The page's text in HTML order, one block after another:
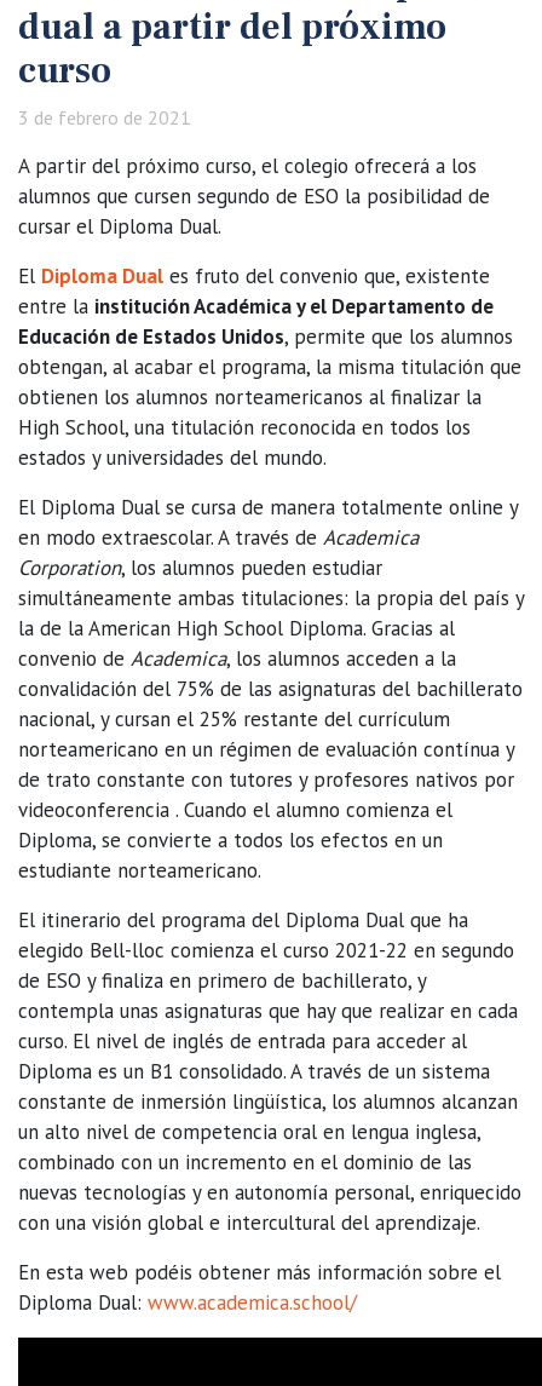
dual a partir del próximo
curso
3 de febrero de 2021
A partir del próximo curso, el colegio ofrecerá a los
alumnos que cursen segundo de ESO la posibilidad de
cursar el Diploma Dual.
El Diploma Dual es fruto del convenio que, existente
entre la institución Académica y el Departamento de
Educación de Estados Unidos, permite que los alumnos
obtengan, al acabar el programa, la misma titulación que
obtienen los alumnos norteamericanos al finalizar la
High School, una titulación reconocida en todos los
estados y universidades del mundo.
El Diploma Dual se cursa de manera totalmente online y
en modo extraescolar. A través de Academica
Corporation, los alumnos pueden estudiar
simultáneamente ambas titulaciones: la propia del país y
la de la American High School Diploma. Gracias al
convenio de Academica, los alumnos acceden a la
convalidación del 75% de las asignaturas del bachillerato
nacional, y cursan el 25% restante del currículum
norteamericano en un régimen de evaluación contínua y
de trato constante con tutores y profesores nativos por
videoconferencia . Cuando el alumno comienza el
Diploma, se convierte a todos los efectos en un
estudiante norteamericano.
El itinerario del programa del Diploma Dual que ha
elegido Bell-lloc comienza el curso 2021-22 en segundo
de ESO y finaliza en primero de bachillerato, y
contempla unas asignaturas que hay que realizar en cada
curso. El nivel de inglés de entrada para acceder al
Diploma es un B1 consolidado. A través de un sistema
constante de inmersión lingüística, los alumnos alcanzan
un alto nivel de competencia oral en lengua inglesa,
combinado con un incremento en el dominio de las
nuevas tecnologías y en autonomía personal, enriquecido
con una visión global e intercultural del aprendizaje.
En esta web podéis obtener más información sobre el
Diploma Dual: www.academica.school/